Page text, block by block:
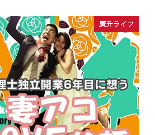
廣升ライフ